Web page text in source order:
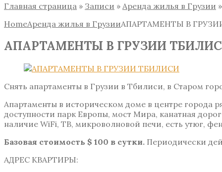
Главная страница » Записи » Аренда жилья в Грузии
HomeАренда жилья в ГрузииАПАРТАМЕНТЫ В
АПАРТАМЕНТЫ В ГРУЗИИ
Снять апартаменты в Грузии в Тбилиси, в Старом
Апартаменты в историческом доме в центре
доступности парк Европы, мост Мира, канатная
наличие WiFi, ТВ, микроволновой печи, есть утюг,
Базовая стоимость $ 100 в сутки. Периодически
АДРЕС КВАРТИРЫ: